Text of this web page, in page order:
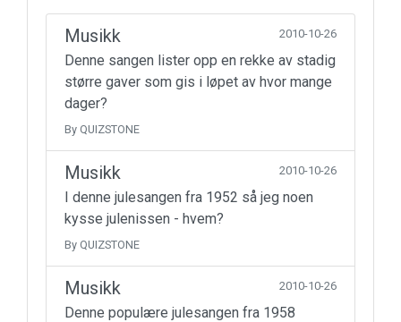
Musikk 2010-10-26
Denne sangen lister opp en rekke av stadig
større gaver som gis i løpet av hvor mange
dager?
By QUIZSTONE
Musikk 2010-10-26
I denne julesangen fra 1952 så jeg noen
kysse julenissen - hvem?
By QUIZSTONE
Musikk 2010-10-26
Denne populære julesangen fra 1958